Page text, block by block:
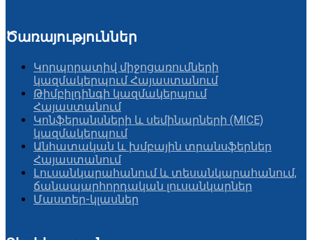
Ծառայություններ
Կորպորատիվ միջոցառումների
կազմակերպում Հայաստանում
Թիմբիլդինգի կազմակերպում
Հայաստանում
Կոնֆերանսների և սեմինարների (MICE)
կազմակերպում
Անհատական և խմբային տրանսֆերներ
Հայաստանում
Լուսանկարահանում և տեսանկարահանում,
ճանապարհորդական լուսանկարներ
Մաստեր-կլասներ